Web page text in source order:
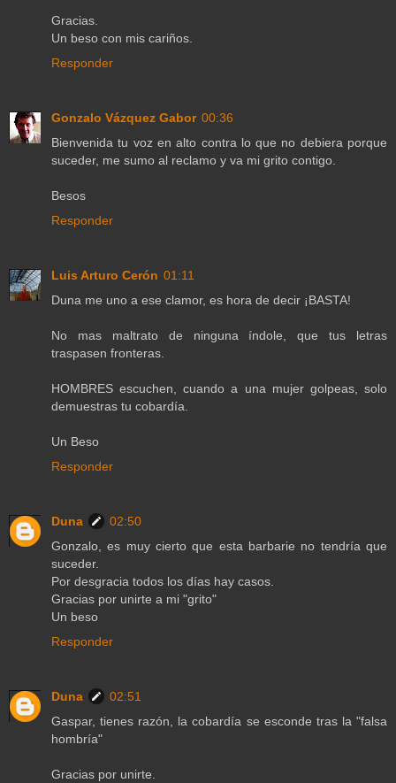
Gracias.
Un beso con mis cariños.
Responder
Gonzalo Vázquez Gabor 00:36
Bienvenida tu voz en alto contra lo que no debiera porque
suceder, me sumo al reclamo y va mi grito contigo.
Besos
Responder
Luis Arturo Cerón 01:11
Duna me uno a ese clamor, es hora de decir ¡BASTA!
No mas maltrato de ninguna índole, que tus letras
traspasen fronteras.
HOMBRES escuchen, cuando a una mujer golpeas, solo
demuestras tu cobardía.
Un Beso
Responder
Duna
02:50
Gonzalo, es muy cierto que esta barbarie no tendría que
suceder.
Por desgracia todos los días hay casos.
Gracias por unirte a mi "grito"
Un beso
Responder
Duna
02:51
Gaspar, tienes razón, la cobardía se esconde tras la "falsa
hombría"
Gracias por unirte.